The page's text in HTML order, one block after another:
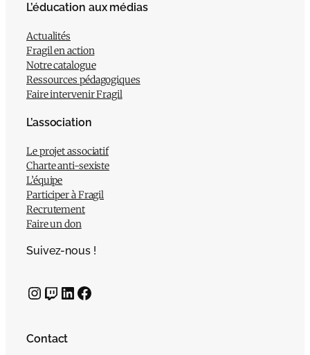
L’éducation aux médias
Actualités
Fragil en action
Notre catalogue
Ressources pédagogiques
Faire intervenir Fragil
L’association
Le projet associatif
Charte anti-sexiste
L’équipe
Participer à Fragil
Recrutement
Faire un don
Suivez-nous !
InstagramTwitch LinkedIn Facebook
Contact